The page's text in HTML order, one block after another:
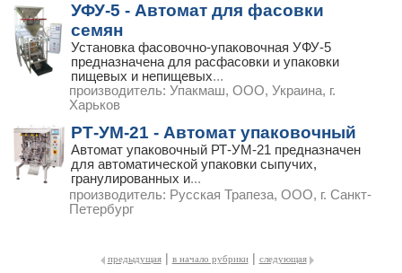
УФУ-5 - Автомат для фасовки
семян
Установка фасовочно-упаковочная УФУ-5
предназначена для расфасовки и упаковки
пищевых и непищевых...
производитель: Упакмаш, ООО, Украина, г.
Харьков
РТ-УМ-21 - Автомат упаковочный
Автомат упаковочный РТ-УМ-21 предназначен
для автоматической упаковки сыпучих,
гранулированных и...
производитель: Русская Трапеза, ООО, г. Санкт-
Петербург
предыдущая | в начало рубрики | следующая